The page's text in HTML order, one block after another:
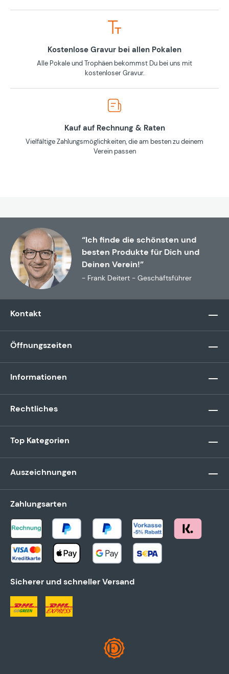
Kostenlose Gravur bei allen Pokalen
Alle Pokale und Trophäen bekommst Du bei uns mit
kostenloser Gravur.
Kauf auf Rechnung & Raten
Vielfältige Zahlungsmöglichkeiten, die am besten zu deinem
Verein passen
“Ich finde die schönsten und
besten Produkte für Dich und
Deinen Verein!”
- Frank Deitert - Geschäftsführer
Kontakt
Öffnungszeiten
Informationen
Rechtliches
Top Kategorien
Auszeichnungen
Zahlungsarten
Sicherer und schneller Versand